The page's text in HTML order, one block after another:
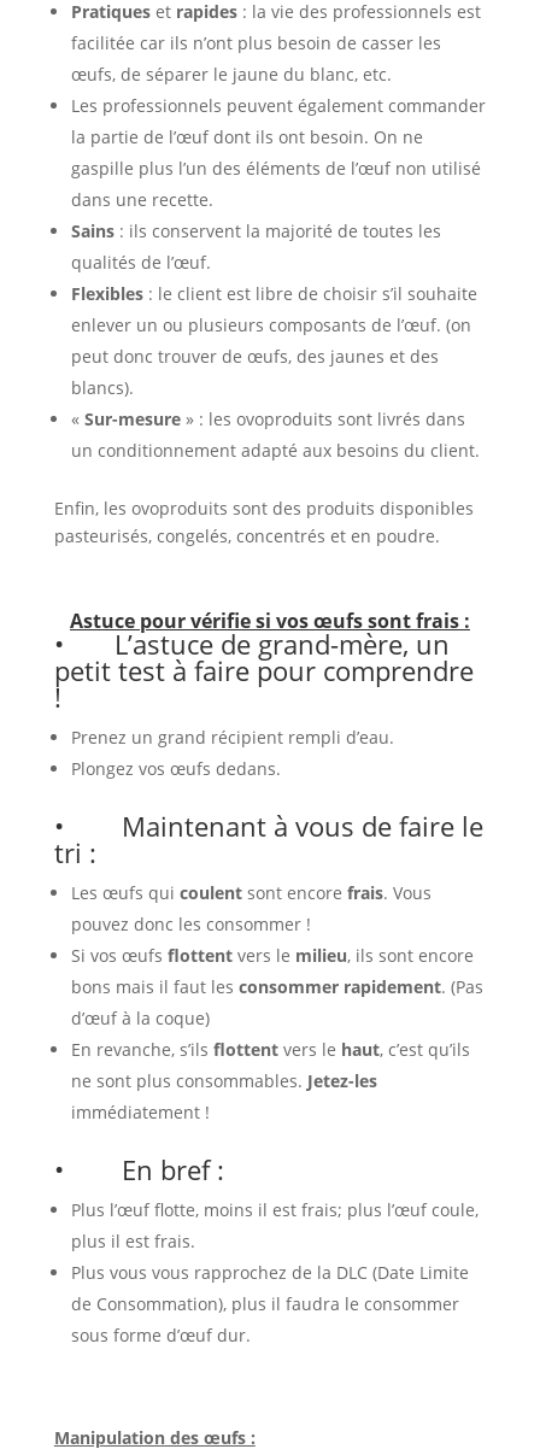
Pratiqueset rapides: la vie des professionnels est
facilitée car ils n’ont plus besoin de casser les
œufs, de séparer le jaune du blanc, etc.
Les professionnels peuvent également commander
la partie de l’œuf dont ils ont besoin. On ne
gaspille plus l’un des éléments de l’œuf non utilisé
dans une recette.
Sains: ils conservent la majorité de toutes les
qualités de l’œuf.
Flexibles: le client est libre de choisir s’il souhaite
enlever un ou plusieurs composants de l’œuf. (on
peut donc trouver de œufs, des jaunes et des
blancs).
« Sur-mesure» : les ovoproduits sont livrés dans
un conditionnement adapté aux besoins du client.
Enfin, les ovoproduits sont des produits disponibles
pasteurisés, congelés, concentrés et en poudre.
Astuce pour vérifie si vos œufs sont frais :
• L’astuce de grand-mère, un
petit test à faire pour comprendre
!
Prenez un grand récipient rempli d’eau.
Plongez vos œufs dedans.
• Maintenant à vous de faire le
tri :
Les œufs qui coulentsont encore frais. Vous
pouvez donc les consommer !
Si vos œufs flottentvers le milieu, ils sont encore
bons mais il faut les consommer rapidement. (Pas
d’œuf à la coque)
En revanche, s’ils flottentvers le haut, c’est qu’ils
ne sont plus consommables. Jetez-les
immédiatement !
• En bref :
Plus l’œuf flotte, moins il est frais; plus l’œuf coule,
plus il est frais.
Plus vous vous rapprochez de la DLC (Date Limite
de Consommation), plus il faudra le consommer
sous forme d’œuf dur.
Manipulation des œufs :